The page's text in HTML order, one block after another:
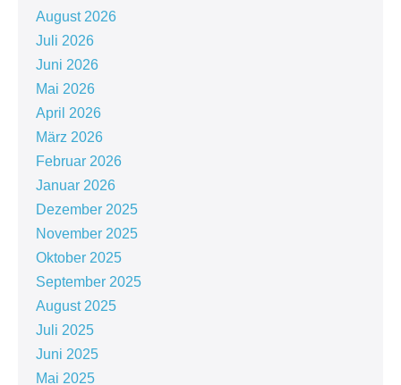
August 2026
Juli 2026
Juni 2026
Mai 2026
April 2026
März 2026
Februar 2026
Januar 2026
Dezember 2025
November 2025
Oktober 2025
September 2025
August 2025
Juli 2025
Juni 2025
Mai 2025